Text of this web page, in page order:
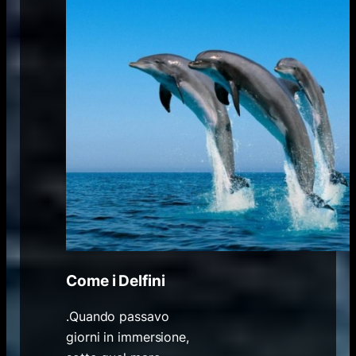
Come i Delfini
.Quando passavo
giorni in immersione,